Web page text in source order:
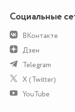
Социальные
ВКонтакте
Дзен
Telegram
X (Twitter)
YouTube